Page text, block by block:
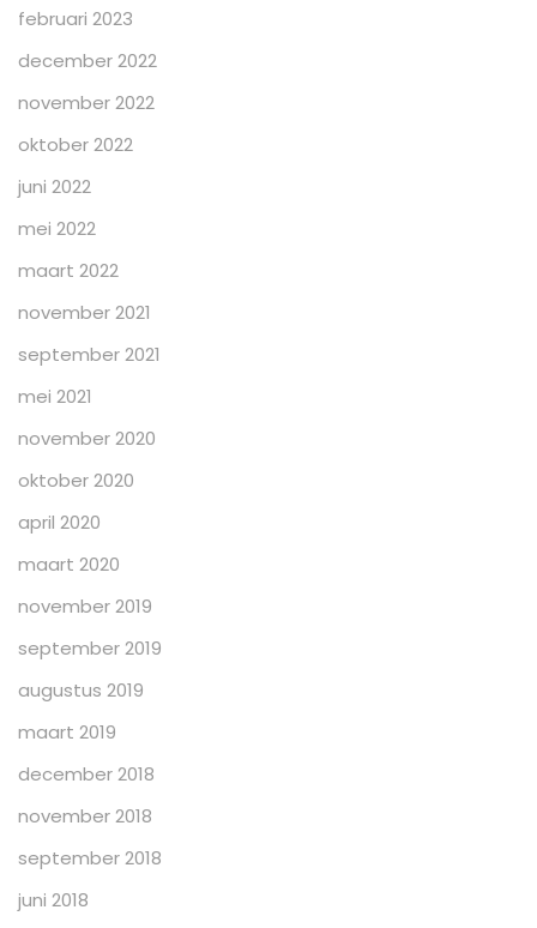
februari 2023
december 2022
november 2022
oktober 2022
juni 2022
mei 2022
maart 2022
november 2021
september 2021
mei 2021
november 2020
oktober 2020
april 2020
maart 2020
november 2019
september 2019
augustus 2019
maart 2019
december 2018
november 2018
september 2018
juni 2018